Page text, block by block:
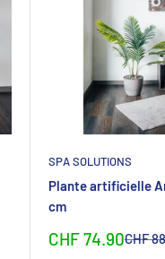
SPA SOLUTIONS
Plante artificielle
cm
Sonderpreis
CHF 74.90CHF